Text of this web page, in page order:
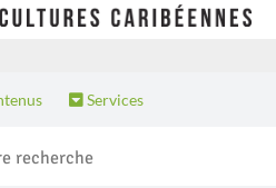
Services